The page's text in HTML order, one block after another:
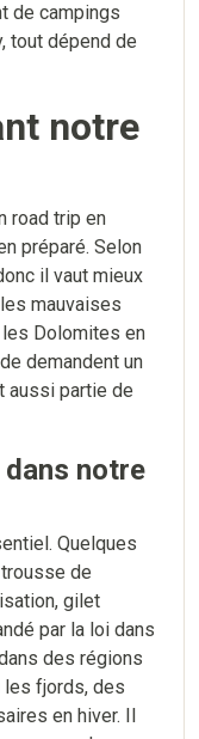
de campings
tout dépend de
notre
road trip en
préparé. Selon
il vaut mieux
mauvaises
Dolomites en
demandent un
aussi partie de
dans notre
Quelques
de
gilet
par la loi dans
des régions
les fjords, des
en hiver. Il